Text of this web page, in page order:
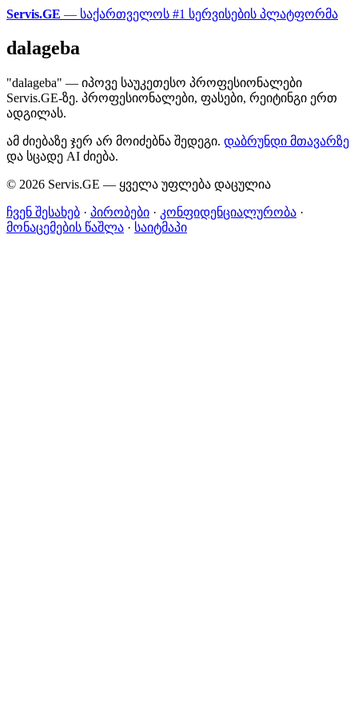
Servis.GE — საქართველოს #1 სერვისების პლატფორმა
dalageba
"dalageba" — იპოვე საუკეთესო პროფესიონალები
Servis.GE-ზე. პროფესიონალები, ფასები, რეიტინგი ერთ
ადგილას.
ამ ძიებაზე ჯერ არ მოიძებნა შედეგი. დაბრუნდი მთავარზე
და სცადე AI ძიება.
© 2026 Servis.GE — ყველა უფლება დაცულია
ჩვენ შესახებ · პირობები · კონფიდენციალურობა ·
მონაცემების წაშლა · საიტმაპი